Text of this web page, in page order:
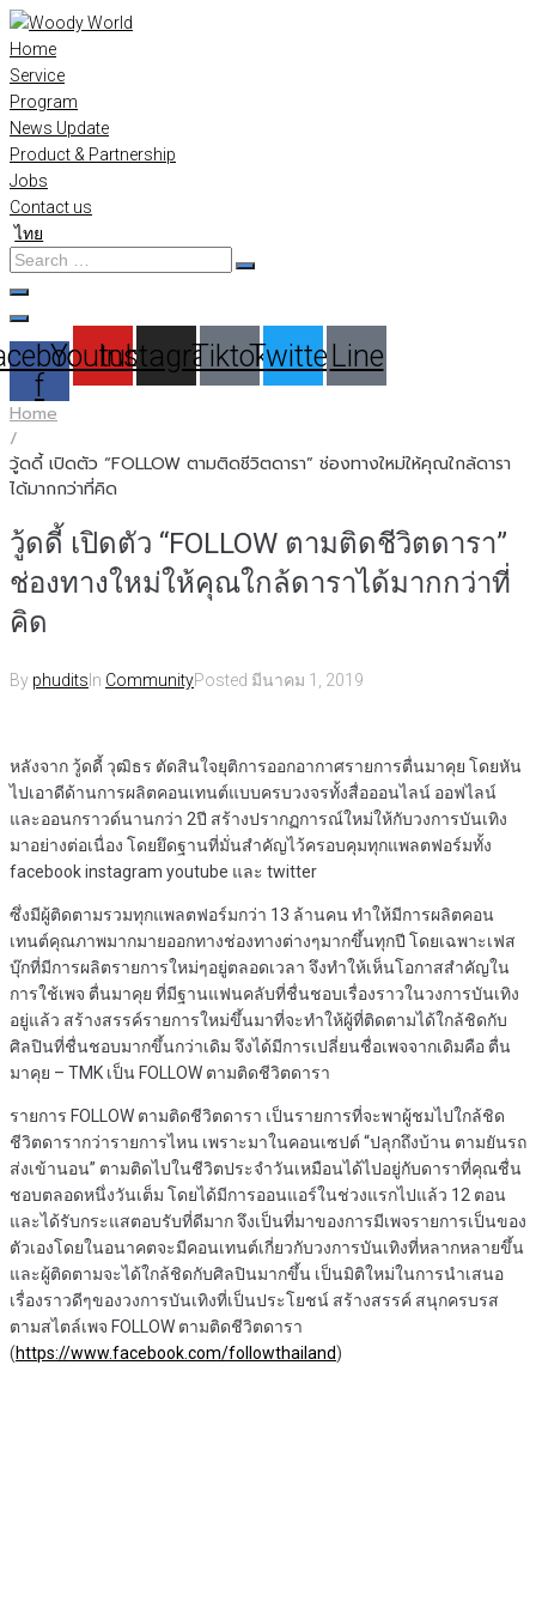
Skip
to
content
Home
Service
Program
News Update
Product & Partnership
Jobs
Contact us
ไทย
Search
…
f
Youtube
Instagram
TiktokTwitterLine
Home
/
วู้ดดี้ เปิดตัว “FOLLOW ตามติดชีวิตดารา” ช่องทางใหม่ให้คุณใกล้ดารา
ได้มากกว่าที่คิด
วู้ดดี้ เปิดตัว “FOLLOW ตามติดชีวิตดารา”
ช่องทางใหม่ให้คุณใกล้ดาราได้มากกว่าที่
คิด
By phudits In CommunityPosted มีนาคม 1, 2019
หลังจาก วู้ดดี้ วุฒิธร ตัดสินใจยุติการออกอากาศรายการตื่นมาคุย โดยหัน
ไปเอาดีด้านการผลิตคอนเทนต์แบบครบวงจรทั้งสื่อออนไลน์ ออฟไลน์
และออนกราวด์นานกว่า 2ปี สร้างปรากฏการณ์ใหม่ให้กับวงการบันเทิง
มาอย่างต่อเนื่อง โดยยึดฐานที่มั่นสำคัญไว้ครอบคุมทุกแพลตฟอร์มทั้ง
facebook instagram youtube และ twitter
ซึ่งมีผู้ติดตามรวมทุกแพลตฟอร์มกว่า 13 ล้านคน ทำให้มีการผลิตคอน
เทนต์คุณภาพมากมายออกทางช่องทางต่างๆมากขึ้นทุกปี โดยเฉพาะเฟส
บุ๊กที่มีการผลิตรายการใหม่ๆอยู่ตลอดเวลา จึงทำให้เห็นโอกาสสำคัญใน
การใช้เพจ ตื่นมาคุย ที่มีฐานแฟนคลับที่ชื่นชอบเรื่องราวในวงการบันเทิง
อยู่แล้ว สร้างสรรค์รายการใหม่ขึ้นมาที่จะทำให้ผู้ที่ติดตามได้ใกล้ชิดกับ
ศิลปินที่ชื่นชอบมากขึ้นกว่าเดิม จึงได้มีการเปลี่ยนชื่อเพจจากเดิมคือ ตื่น
มาคุย – TMK เป็น FOLLOW ตามติดชีวิตดารา
รายการ FOLLOW ตามติดชีวิตดารา เป็นรายการที่จะพาผู้ชมไปใกล้ชิด
ชีวิตดารากว่ารายการไหน เพราะมาในคอนเซปต์ “ปลุกถึงบ้าน ตามยันรถ
ส่งเข้านอน” ตามติดไปในชีวิตประจำวันเหมือนได้ไปอยู่กับดาราที่คุณชื่น
ชอบตลอดหนึ่งวันเต็ม โดยได้มีการออนแอร์ในช่วงแรกไปแล้ว 12 ตอน
และได้รับกระแสตอบรับที่ดีมาก จึงเป็นที่มาของการมีเพจรายการเป็นของ
ตัวเองโดยในอนาคตจะมีคอนเทนต์เกี่ยวกับวงการบันเทิงที่หลากหลายขึ้น
และผู้ติดตามจะได้ใกล้ชิดกับศิลปินมากขึ้น เป็นมิติใหม่ในการนำเสนอ
เรื่องราวดีๆของวงการบันเทิงที่เป็นประโยชน์ สร้างสรรค์ สนุกครบรส
ตามสไตล์เพจ FOLLOW ตามติดชีวิตดารา
(https://www.facebook.com/followthailand)